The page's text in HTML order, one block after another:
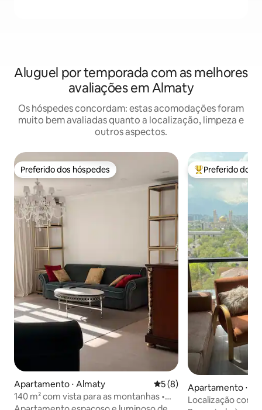
Aluguel por temporada com as melhores
avaliações em Almaty
Os hóspedes concordam: estas acomodações foram
muito bem avaliadas quanto a localização, limpeza e
outros aspectos.
Preferido dos hóspedes
Preferido dos hóspedes
Apartamento ⋅ Almaty 5 de uma avaliação média
5 (8)
140 m² com vista para as montanhas •
Sky & Silence, Almaty
Entre os
Preferido dos
Apartamento ⋅
Localização